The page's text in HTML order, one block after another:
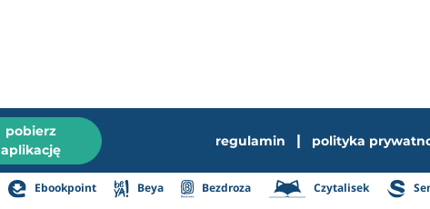
pobierz
aplikację
regulamin | polityka
Ebookpoint Beya Bezdroza Czytalisek